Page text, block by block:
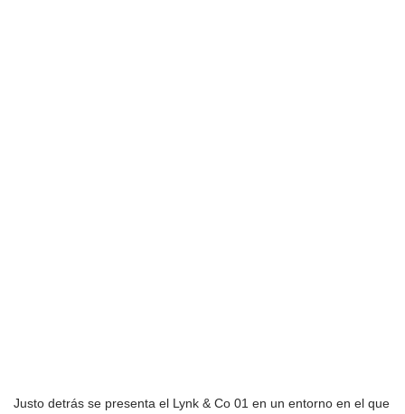
Justo detrás se presenta el Lynk & Co 01 en un entorno en el que